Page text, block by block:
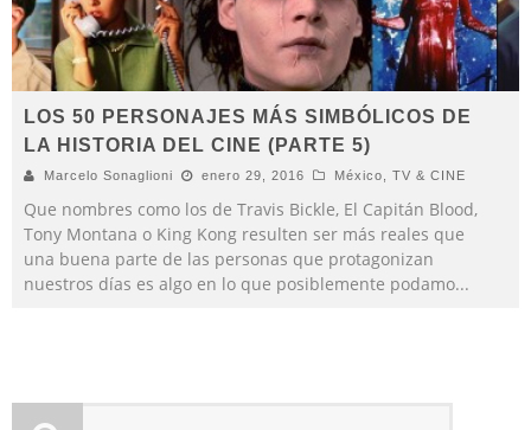
LOS 50 PERSONAJES MÁS SIMBÓLICOS DE
LA HISTORIA DEL CINE (PARTE 5)
Marcelo Sonaglioni enero 29, 2016 México TV & CINE
Que nombres como los de Travis Bickle, El Capitán Blood,
Tony Montana o King Kong resulten ser más reales que
una buena parte de las personas que protagonizan
nuestros días es algo en lo que posiblemente podamo...